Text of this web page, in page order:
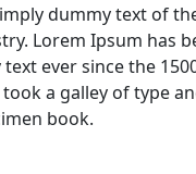
dummy text of
Lorem Ipsum has
ever since the
a galley of type
book.